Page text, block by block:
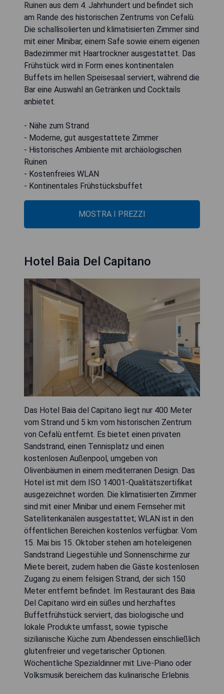
Ruinen aus dem 4. Jahrhundert und befindet sich
am Rande des historischen Zentrums von Cefalù.
Die schallisolierten und klimatisierten Zimmer sind
mit einer Minibar, einem Safe sowie einem eigenen
Badezimmer mit Haartrockner ausgestattet. Das
Frühstück wird in Form eines kontinentalen
Buffets im hellen Speisesaal serviert, während die
Bar eine Auswahl an Getränken und Cocktails
anbietet.
- Nähe zum Strand
- Moderne, gut ausgestattete Zimmer
- Historisches Ambiente mit archäologischen
Ruinen
- Kostenfreies WLAN
- Kontinentales Frühstücksbuffet
MOSTRA I PREZZI
Hotel Baia Del Capitano
Das Hotel Baia del Capitano liegt nur 400 Meter
vom Strand und 5 km vom historischen Zentrum
von Cefalù entfernt. Es bietet einen privaten
Sandstrand, einen Tennisplatz und einen
kostenlosen Außenpool, umgeben von
Olivenbäumen in einem mediterranen Design. Das
Hotel ist mit dem ISO 14001-Qualitätszertifikat
ausgezeichnet worden. Die klimatisierten Zimmer
sind mit einer Minibar und einem Fernseher mit
Satellitenkanälen ausgestattet; WLAN ist in den
öffentlichen Bereichen kostenlos verfügbar. Vom
15. Mai bis 15. Oktober stehen am hoteleigenen
Sandstrand Liegestühle und Sonnenschirme zur
Miete bereit, zudem haben die Gäste kostenlosen
Zugang zu einem felsigen Strand, der sich 150
Meter entfernt befindet. Im Restaurant des Baia
Del Capitano wird ein süßes und herzhaftes
Buffetfrühstück serviert, das biologische und
lokale Produkte umfasst, sowie typische
sizilianische Küche zum Abendessen einschließlich
glutenfreier und vegetarischer Optionen.
Wöchentliche Spezialdinner mit Live-Piano oder
Volksmusik bereichern das kulinarische Erlebnis.